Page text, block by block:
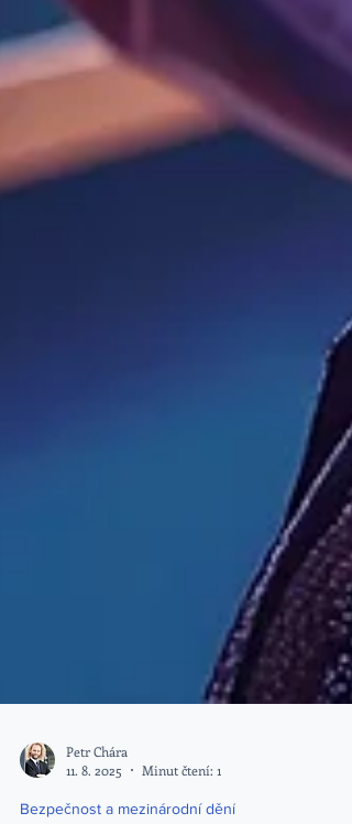
Petr Chára
11. 8. 2025
Minut čtení: 1